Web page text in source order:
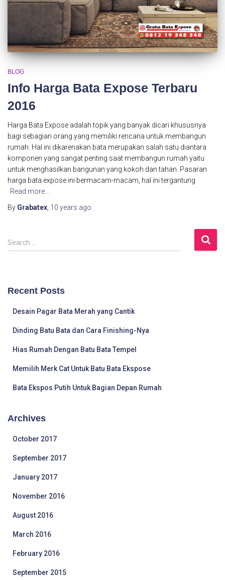
BLOG
Info Harga Bata Expose Terbaru
2016
Harga Bata Expose adalah topik yang banyak dicari khususnya
bagi sebagian orang yang memiliki rencana untuk membangun
rumah. Hal ini dikarenakan bata merupakan salah satu diantara
komponen yang sangat penting saat membangun rumah yaitu
untuk menghasilkan bangunan yang kokoh dan tahan. Pasaran
harga bata expose ini bermacam-macam, hal ini tergantung
Read more…
By Grabatex 10 years ago
S
e
h
Search …
Recent Posts
Desain Pagar Bata Merah yang Cantik
Dinding Batu Bata dan Cara Finishing-Nya
Hias Rumah Dengan Batu Bata Tempel
Memilih Merk Cat Untuk Batu Bata Ekspose
Bata Ekspos Putih Untuk Bagian Depan Rumah
Archives
October 2017
September 2017
January 2017
November 2016
August 2016
March 2016
February 2016
September 2015